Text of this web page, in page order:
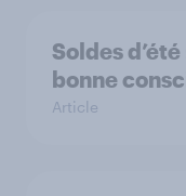
Soldes
bonne
Article